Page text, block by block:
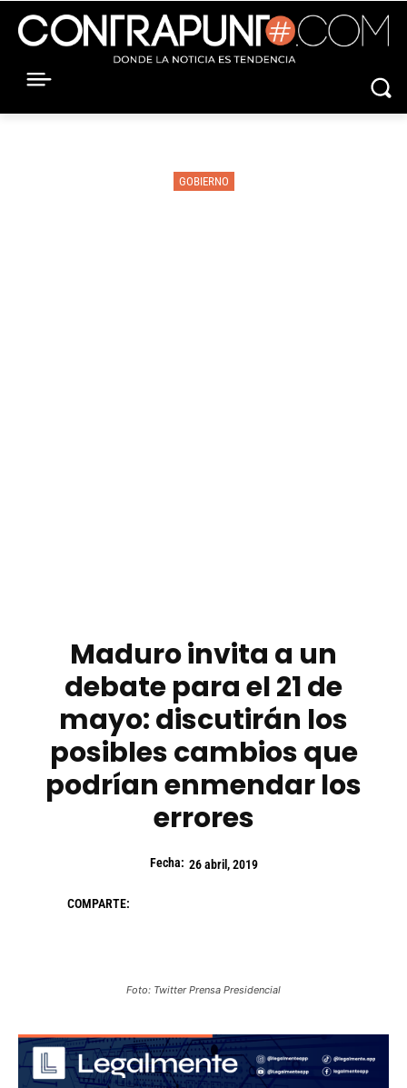
GOBIERNO
Maduro invita a un
debate para el 21 de
mayo: discutirán los
posibles cambios que
podrían enmendar los
errores
Fecha: 26 abril, 2019
COMPARTE:
Foto: Twitter Prensa Presidencial